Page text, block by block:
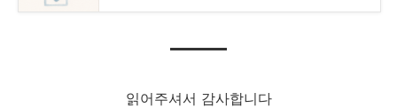
읽어주셔서 감사합니다